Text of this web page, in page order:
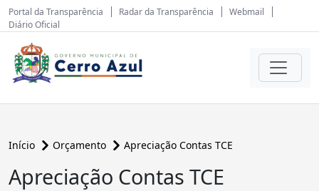
Portal da Transparência Radar da Transparência
Webmail
Diário Oficial
Início Orçamento Apreciação Contas TCE
conteúdo principal
Apreciação Contas TCE